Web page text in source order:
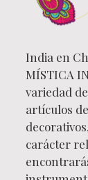
India en
MÍSTICA
variedad
artículos
carácter